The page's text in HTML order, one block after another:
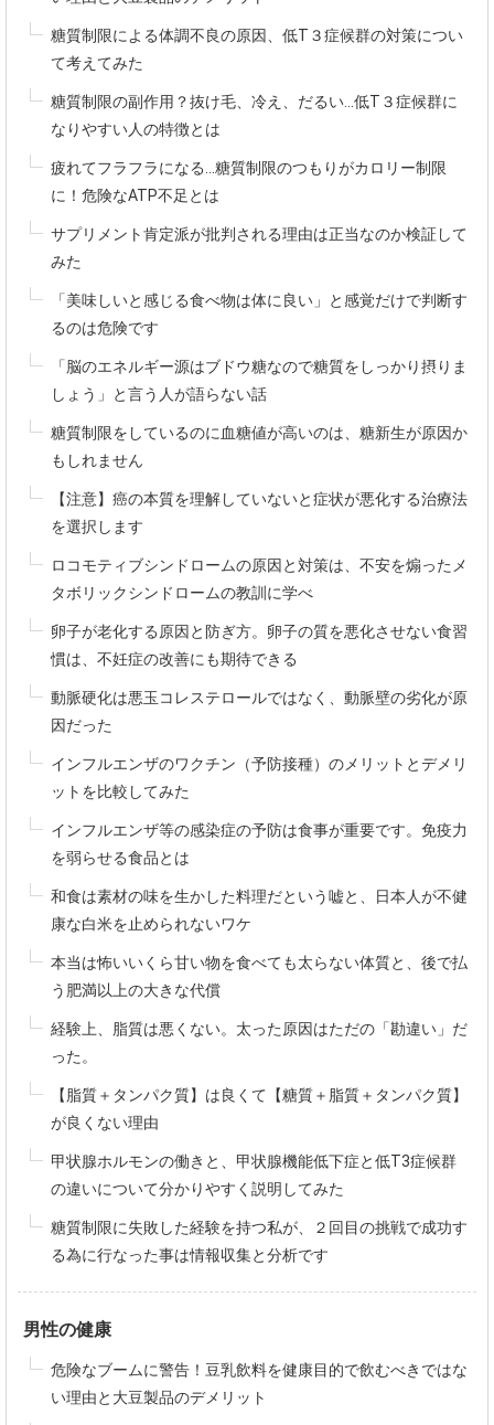
糖質制限による体調不良の原因、低T３症候群の対策につい
て考えてみた
糖質制限の副作用？抜け毛、冷え、だるい...低T３症候群に
なりやすい人の特徴とは
疲れてフラフラになる...糖質制限のつもりがカロリー制限
に！危険なATP不足とは
サプリメント肯定派が批判される理由は正当なのか検証して
みた
「美味しいと感じる食べ物は体に良い」と感覚だけで判断す
るのは危険です
「脳のエネルギー源はブドウ糖なので糖質をしっかり摂りま
しょう」と言う人が語らない話
糖質制限をしているのに血糖値が高いのは、糖新生が原因か
もしれません
【注意】癌の本質を理解していないと症状が悪化する治療法
を選択します
ロコモティブシンドロームの原因と対策は、不安を煽ったメ
タボリックシンドロームの教訓に学べ
卵子が老化する原因と防ぎ方。卵子の質を悪化させない食習
慣は、不妊症の改善にも期待できる
動脈硬化は悪玉コレステロールではなく、動脈壁の劣化が原
因だった
インフルエンザのワクチン（予防接種）のメリットとデメリ
ットを比較してみた
インフルエンザ等の感染症の予防は食事が重要です。免疫力
を弱らせる食品とは
和食は素材の味を生かした料理だという嘘と、日本人が不健
康な白米を止められないワケ
本当は怖いいくら甘い物を食べても太らない体質と、後で払
う肥満以上の大きな代償
経験上、脂質は悪くない。太った原因はただの「勘違い」だ
った。
【脂質＋タンパク質】は良くて【糖質＋脂質＋タンパク質】
が良くない理由
甲状腺ホルモンの働きと、甲状腺機能低下症と低T3症候群
の違いについて分かりやすく説明してみた
糖質制限に失敗した経験を持つ私が、２回目の挑戦で成功す
る為に行なった事は情報収集と分析です
男性の健康
危険なブームに警告！豆乳飲料を健康目的で飲むべきではな
い理由と大豆製品のデメリット